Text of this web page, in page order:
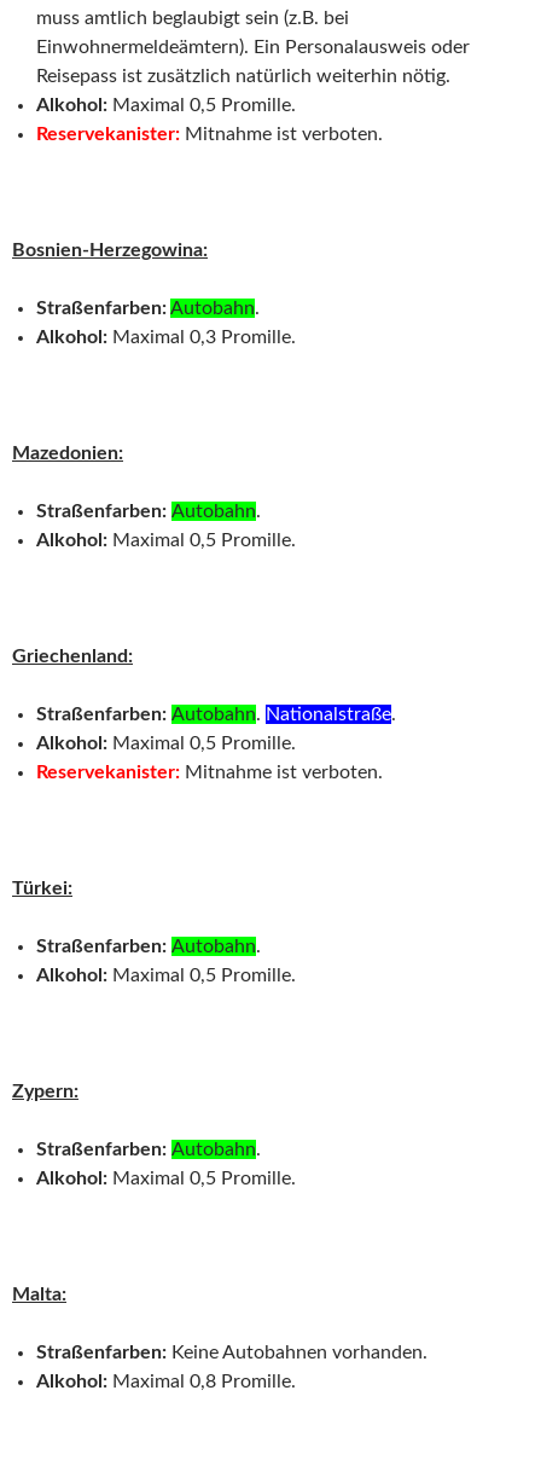
muss amtlich beglaubigt sein (z.B. bei
Einwohnermeldeämtern). Ein Personalausweis oder
Reisepass ist zusätzlich natürlich weiterhin nötig.
Alkohol: Maximal 0,5 Promille.
Reservekanister: Mitnahme ist verboten.
Bosnien-Herzegowina:
Straßenfarben:Autobahn.
Alkohol: Maximal 0,3 Promille.
Mazedonien:
Straßenfarben: Autobahn.
Alkohol: Maximal 0,5 Promille.
Griechenland:
Straßenfarben: Autobahn. Nationalstraße.
Alkohol: Maximal 0,5 Promille.
Reservekanister: Mitnahme ist verboten.
Türkei:
Straßenfarben: Autobahn.
Alkohol: Maximal 0,5 Promille.
Zypern:
Straßenfarben: Autobahn.
Alkohol: Maximal 0,5 Promille.
Malta:
Straßenfarben: Keine Autobahnen vorhanden.
Alkohol: Maximal 0,8 Promille.